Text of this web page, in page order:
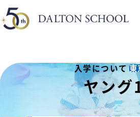
入学について東
ヤング